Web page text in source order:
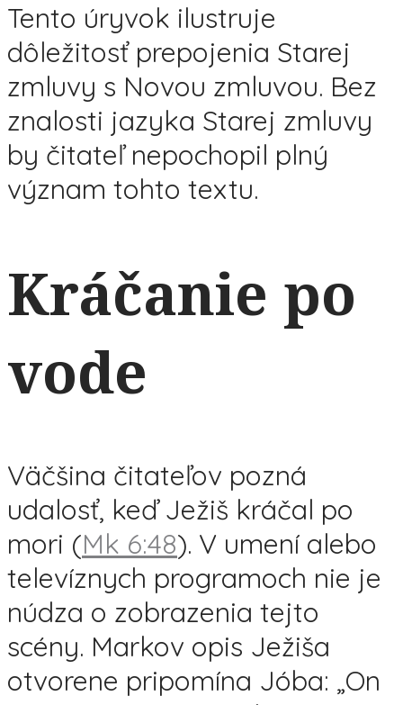
Tento úryvok ilustruje
dôležitosť prepojenia Starej
zmluvy s Novou zmluvou. Bez
znalosti jazyka Starej zmluvy
by čitateľ nepochopil plný
význam tohto textu.
Kráčanie po
vode
Väčšina čitateľov pozná
udalosť, keď Ježiš kráčal po
mori (Mk 6:48). V umení alebo
televíznych programoch nie je
núdza o zobrazenia tejto
scény. Markov opis Ježiša
otvorene pripomína Jóba: „On